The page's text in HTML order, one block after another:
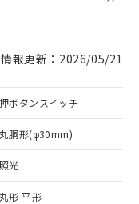
情報更新：2026/05/21
押ボタンスイッチ
丸胴形(φ30mm)
照光
丸形 平形